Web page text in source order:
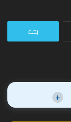
البحث
+